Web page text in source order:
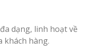
dạng, linh hoạt về
khách hàng.